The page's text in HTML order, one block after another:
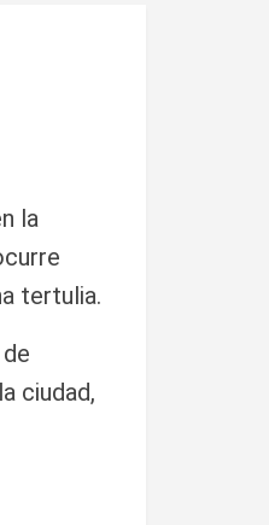
la
tertulia.
ciudad,